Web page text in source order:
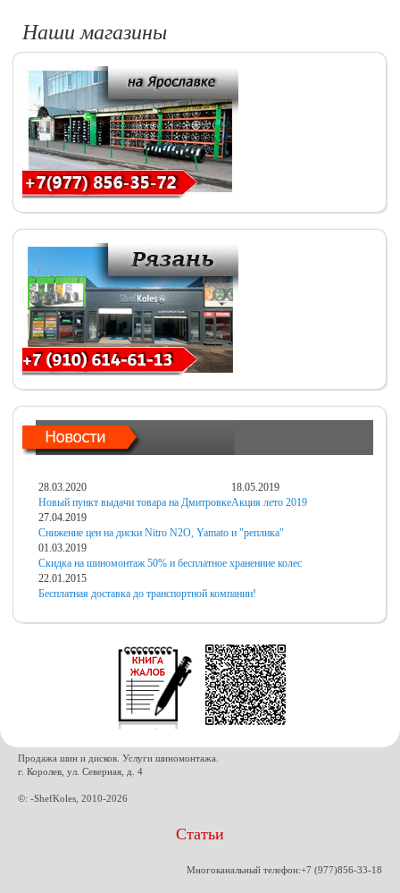
Наши магазины
28.03.2020
Новый пункт выдачи товара на Дмитровке
18.05.2019
Акция лето 2019
27.04.2019
Снижение цен на диски Nitro N2O, Yamato и "реплика"
01.03.2019
Скидка на шиномонтаж 50% и бесплатное хранениие колес
22.01.2015
Бесплатная доставка до транспортной компании!
Продажа шин и дисков. Услуги шиномонтажа.
г. Королев, ул. Северная, д. 4
©: -ShefKoles, 2010-2026
Статьи
Многоканальный телефон:+7 (977)856-33-18